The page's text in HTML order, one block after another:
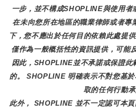
一步，並不構成SHOPLINE與使用者
在未向您所在地區的職業律師或者專
下，您不應出於任何目的依賴此處提
僅作為一般概括性的資訊提供，可能
因此，SHOPLINE並不承諾或保證
的。 SHOPLINE 明確表示不對您基
取的任何行動承
此外， SHOPLINE 並不一定認可本